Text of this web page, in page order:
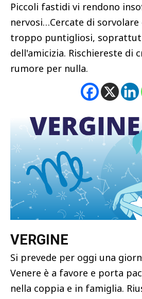
Piccoli fastidi vi rendono
nervosi…Cercate di sorvolare
troppo puntigliosi,
dell'amicizia. Rischiereste di
rumore per nulla.
VERGINE
Si prevede per oggi una
Venere è a favore e porta
nella coppia e in famiglia.